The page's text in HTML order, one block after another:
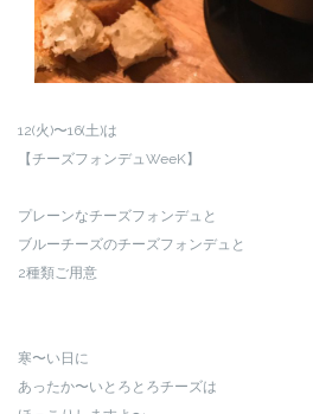
12(火)〜16(土)は
【チーズフォンデュWeeK】
プレーンなチーズフォンデュと
ブルーチーズのチーズフォンデュと
2種類ご用意
寒〜い日に
あったか〜いとろとろチーズは